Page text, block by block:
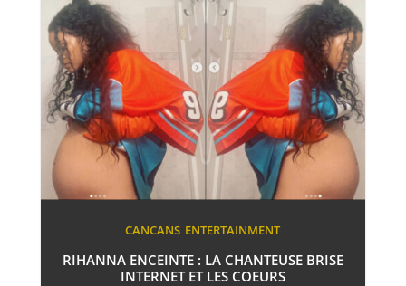
CANCANS ENTERTAINMENT
RIHANNA ENCEINTE : LA CHANTEUSE BRISE
INTERNET ET LES COEURS